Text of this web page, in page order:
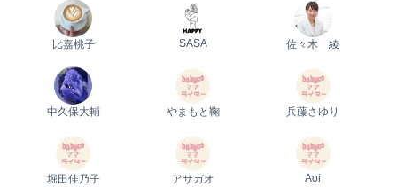
比嘉桃子 SASA 佐々木 綾
中久保大輔 やまもと鞠 兵藤さゆり
堀田佳乃子 アサガオ Aoi